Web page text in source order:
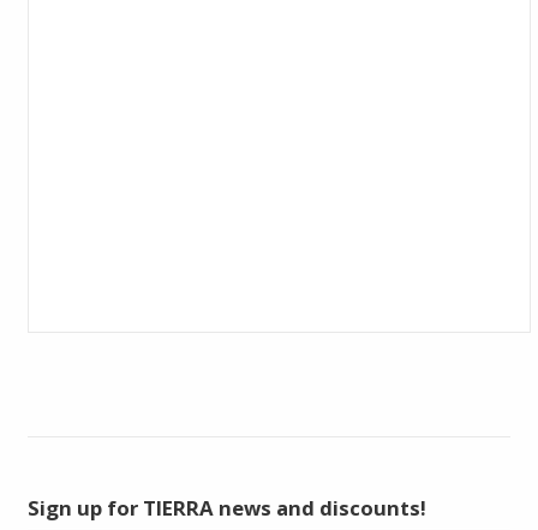
Sign up for TIERRA news and discounts!